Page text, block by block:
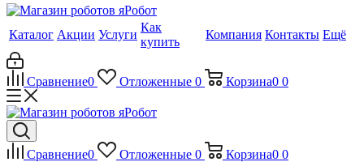
Каталог Акции Услуги
Как
купить
Компания Контакты Ещё
Сравнение0 Отложенные 0 Корзина0 0
Сравнение0 Отложенные 0 Корзина0 0